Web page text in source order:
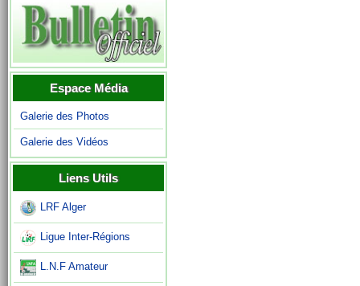
Espace Média
Galerie des Photos
Galerie des Vidéos
Liens Utils
LRF Alger
Ligue Inter-Régions
L.N.F Amateur